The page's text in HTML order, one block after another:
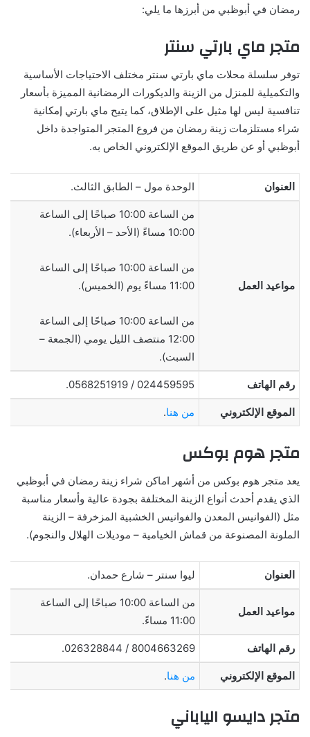
رمضان في أبوظبي من أبرزها ما يلي:
متجر ماي بارتي سنتر
توفر سلسلة محلات ماي بارتي سنتر مختلف الاحتياجات الأساسية
والتكميلية للمنزل من الزينة والديكورات الرمضانية المميزة بأسعار
تنافسية ليس لها مثيل على الإطلاق، كما يتيح ماي بارتي إمكانية
شراء مستلزمات زينة رمضان من فروع المتجر المتواجدة داخل
أبوظبي أو عن طريق الموقع الإلكتروني الخاص به.
العنوان الوحدة مول – الطابق الثالث.
مواعيد العمل
من الساعة 10:00 صباحًا إلى الساعة
10:00 مساءً (الأحد – الأربعاء).
من الساعة 10:00 صباحًا إلى الساعة
11:00 مساءً يوم (الخميس).
من الساعة 10:00 صباحًا إلى الساعة
12:00 منتصف الليل يومي (الجمعة –
السبت).
رقم الهاتف 024459595 / 0568251919.
الموقع الإلكتروني من هنا.
متجر هوم بوكس
يعد متجر هوم بوكس من أشهر اماكن شراء زينة رمضان في أبوظبي
الذي يقدم أحدث أنواع الزينة المختلفة بجودة عالية وأسعار مناسبة
مثل (الفوانيس المعدن والفوانيس الخشبية المزخرفة – الزينة
الملونة المصنوعة من قماش الخيامية – موديلات الهلال والنجوم).
العنوان ليوا سنتر – شارع حمدان.
مواعيد العمل
من الساعة 10:00 صباحًا إلى الساعة
11:00 مساءً.
رقم الهاتف 8004663269 / 026328844.
الموقع الإلكتروني من هنا.
متجر دايسو الياباني